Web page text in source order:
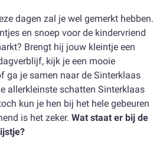
dagen zal je wel gemerkt hebben.
en snoep voor de kindervriend
Brengt hij jouw kleintje een
kijk je een mooie
ga je samen naar de Sinterklaas
allerkleinste schatten Sinterklaas
kun je hen bij het hele gebeuren
is het zeker. Wat staat er bij de